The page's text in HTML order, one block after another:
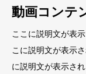
動画コンテ
ここに説明文が表
こに説明文が表示
に説明文が表示され